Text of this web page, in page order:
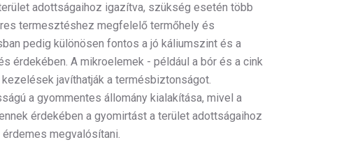
adottságaihoz igazítva, szükség esetén több
termesztéshez megfelelő termőhely és
pedig különösen fontos a jó káliumszint és a
érdekében. A mikroelemek - például a bór és a cink
javíthatják a termésbiztonságot.
a gyommentes állomány kialakítása, mivel a
érdekében a gyomirtást a terület adottságaihoz
megvalósítani.